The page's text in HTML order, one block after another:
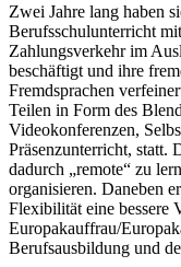
Zwei Jahre lang haben
Berufsschulunterricht
Zahlungsverkehr im
beschäftigt und ihre
Fremdsprachen
Teilen in Form des
Videokonferenzen,
Präsenzunterricht, statt.
dadurch „remote“ zu
organisieren. Daneben
Flexibilität eine bessere
Europakauffrau/
Berufsausbildung und